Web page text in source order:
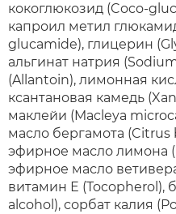
кокоглюкозид (Coco-
капроил метил
glucamide), глицерин
альгинат натрия
(Allantoin), лимонная
ксантановая камедь
маклейи (Macleya
масло бергамота (Citrus
эфирное масло лимона
эфирное масло
витамин Е (Tocopherol),
alcohol), сорбат калия